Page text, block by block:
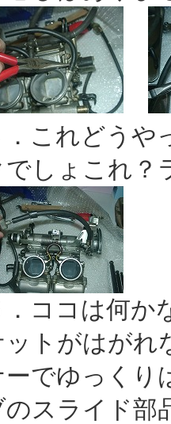
．これどうや
でしょこれ？
．ココは何か
ットがはがれ
ーでゆっくり
のスライド部